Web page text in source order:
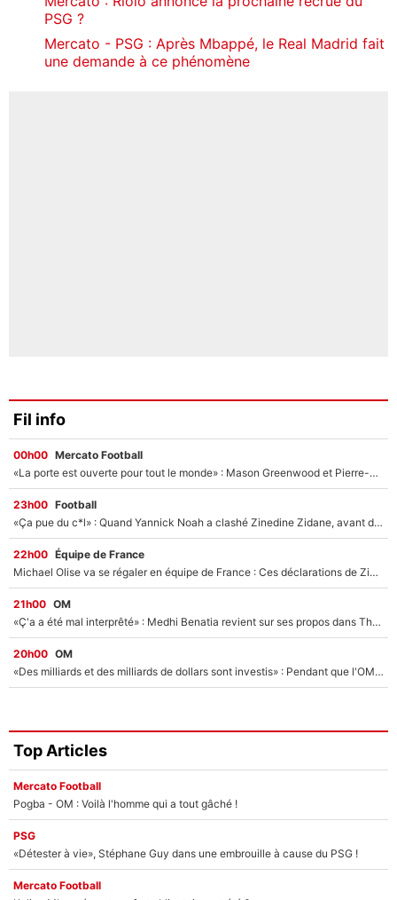
PSG ?
Mercato - PSG : Après Mbappé, le Real Madrid fait
une demande à ce phénomène
Fil info
00h00 Mercato Football
«La porte est ouverte pour tout le monde» : Mason Greenwood et Pierre-Emerick Aubameyang ont quitté l'OM, Amine Gouiri balance sur la suite du mercato et sur la réaction du vestiaire !
23h00 Football
«Ça pue du c*l» : Quand Yannick Noah a clashé Zinedine Zidane, avant de se faire recadrer par le nouveau sélectionneur de l'équipe de France !
22h00 Équipe de France
Michael Olise va se régaler en équipe de France : Ces déclarations de Zinedine Zidane qui prouvent qu'il va tout miser sur la star du Bayern Munich !
21h00 OM
«Ç'a a été mal interprêté» : Medhi Benatia revient sur ses propos dans The Bridge et précise ses conditions pour rejoindre le PSG !
20h00 OM
«Des milliards et des milliards de dollars sont investis» : Pendant que l'OM est en pleine crise financière, Frank McCourt lance un nouveau projet à 260M€ !
Top Articles
Mercato Football
Pogba - OM : Voilà l'homme qui a tout gâché !
PSG
«Détester à vie», Stéphane Guy dans une embrouille à cause du PSG !
Mercato Football